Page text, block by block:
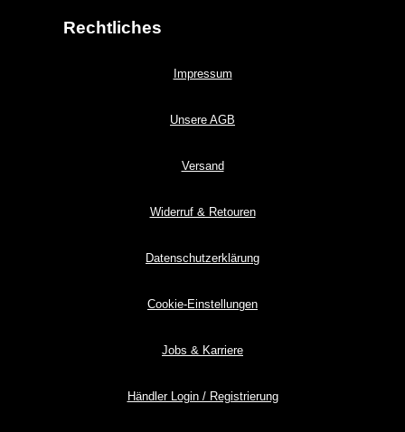
Rechtliches
Impressum
Unsere AGB
Versand
Widerruf & Retouren
Datenschutzerklärung
Cookie-Einstellungen
Jobs & Karriere
Händler Login / Registrierung